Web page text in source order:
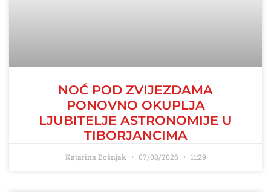
NOĆ POD ZVIJEZDAMA
PONOVNO OKUPLJA
LJUBITELJE ASTRONOMIJE U
TIBORJANCIMA
Katarina Bošnjak 07/08/2026 11:29